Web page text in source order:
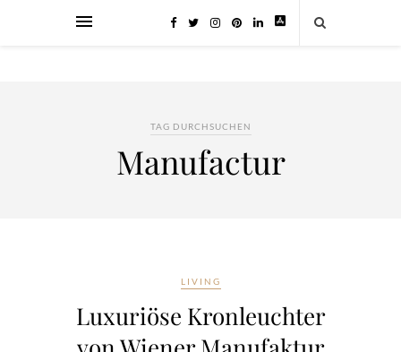
TAG DURCHSUCHEN
Manufactur
LIVING
Luxuriöse Kronleuchter